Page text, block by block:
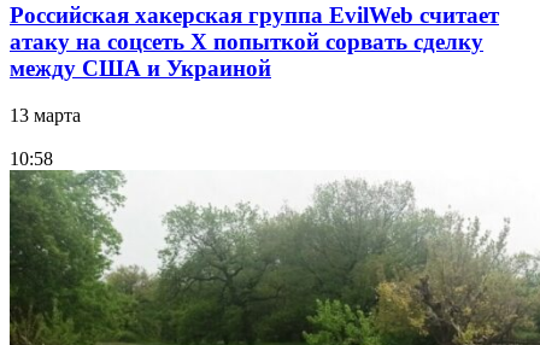
Российская хакерская группа EvilWeb считает
атаку на соцсеть Х попыткой сорвать сделку
между США и Украиной
13 марта
10:58